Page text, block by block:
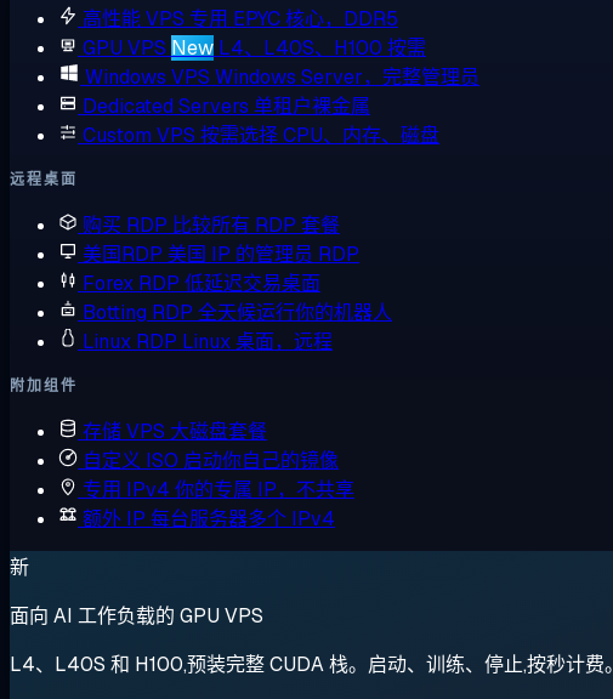
高性能 VPS 专用 EPYC 核心，DDR5
GPU VPS New L4、L40S、H100 按需
Windows VPS Windows Server，完整管理员
Dedicated Servers 单租户裸金属
Custom VPS 按需选择 CPU、内存、磁盘
远程桌面
购买 RDP 比较所有 RDP 套餐
美国RDP 美国 IP 的管理员 RDP
Forex RDP 低延迟交易桌面
Botting RDP 全天候运行你的机器人
Linux RDP Linux 桌面，远程
附加组件
存储 VPS 大磁盘套餐
自定义 ISO 启动你自己的镜像
专用 IPv4 你的专属 IP，不共享
额外 IP 每台服务器多个 IPv4
新
面向 AI 工作负载的 GPU VPS
L4、L40S 和 H100,预装完整 CUDA 栈。启动、训练、停止,按秒计费。